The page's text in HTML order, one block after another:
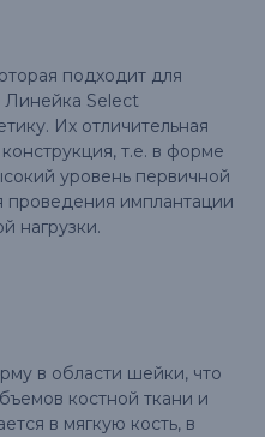
подходит для
Линейка Select
Их отличительная
т.е. в форме
уровень первичной
проведения имплантации
нагрузки.
в области шейки, что
костной ткани и
в мягкую кость, в